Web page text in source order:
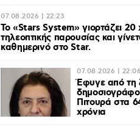
07.08.2026 | 22:23
Το «Stars System» γιορτάζει 20
τηλεοπτικής παρουσίας και
καθημερινό στο Star.
07.08.2026 | 22:06
Έφυγε από τη
Πιτουρά στα
χρόνια